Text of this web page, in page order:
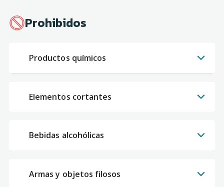
Prohibidos
Productos químicos
Elementos cortantes
Bebidas alcohólicas
Armas y objetos filosos